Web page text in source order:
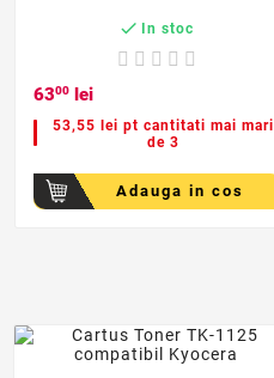
 In stoc
6300lei
53,55 lei pt cantitati mai mari
de 3
Adauga in cos
favorite_border